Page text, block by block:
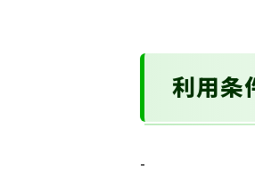
利用条
-